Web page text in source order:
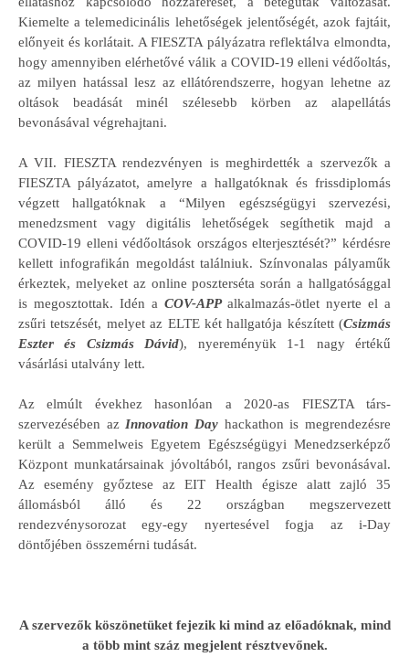
Kiemelte a telemedicinális lehetőségek jelentőségét, azok fajtáit,
előnyeit és korlátait. A FIESZTA pályázatra reflektálva elmondta,
hogy amennyiben elérhetővé válik a COVID-19 elleni védőoltás,
az milyen hatással lesz az ellátórendszerre, hogyan lehetne az
oltások beadását minél szélesebb körben az alapellátás
bevonásával végrehajtani.
A VII. FIESZTA rendezvényen is meghirdették a szervezők a
FIESZTA pályázatot, amelyre a hallgatóknak és frissdiplomás
végzett hallgatóknak a “Milyen egészségügyi szervezési,
menedzsment vagy digitális lehetőségek segíthetik majd a
COVID-19 elleni védőoltások országos elterjesztését?” kérdésre
kellett infografikán megoldást találniuk. Színvonalas pályaműk
érkeztek, melyeket az online poszterséta során a hallgatósággal
is megosztottak. Idén a COV-APPalkalmazás-ötlet nyerte el a
zsűri tetszését, melyet az ELTE két hallgatója készített (Csizmás
Eszter és Csizmás Dávid), nyereményük 1-1 nagy értékű
vásárlási utalvány lett.
Az elmúlt évekhez hasonlóan a 2020-as FIESZTA társ-
szervezésében az Innovation Day hackathon is megrendezésre
került a Semmelweis Egyetem Egészségügyi Menedzserképző
Központ munkatársainak jóvoltából, rangos zsűri bevonásával.
Az esemény győztese az EIT Health égisze alatt zajló 35
állomásból álló és 22 országban megszervezett
rendezvénysorozat egy-egy nyertesével fogja az i-Day
döntőjében összemérni tudását.
A szervezők köszönetüket fejezik ki mind az előadóknak, mind
a több mint száz megjelent résztvevőnek.